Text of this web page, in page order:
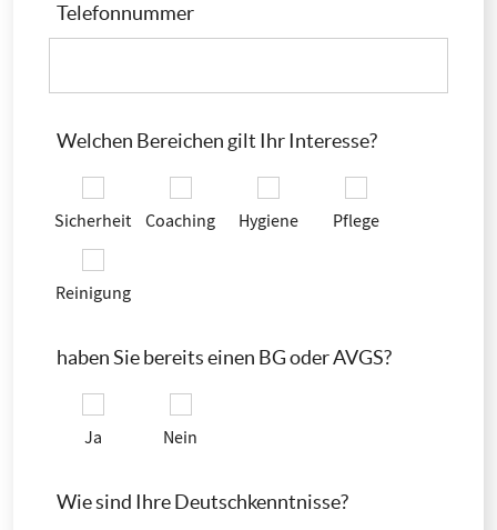
Telefonnummer
Welchen Bereichen gilt Ihr Interesse?
Sicherheit Coaching Hygiene Pflege
Reinigung
haben Sie bereits einen BG oder AVGS?
Ja Nein
Wie sind Ihre Deutschkenntnisse?